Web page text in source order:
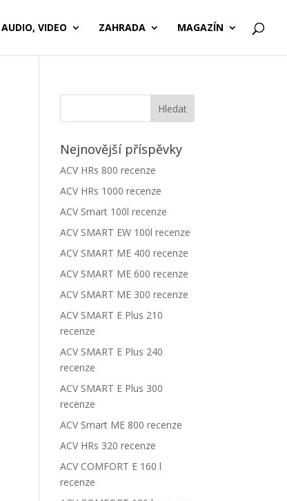
VIDEO ZAHRADA MAGAZÍN
Nejnovější příspěvky
ACV HRs 800 recenze
ACV HRs 1000 recenze
ACV Smart 100l recenze
ACV SMART EW 100l recenze
ACV SMART ME 400 recenze
ACV SMART ME 600 recenze
ACV SMART ME 300 recenze
ACV SMART E Plus 210
recenze
ACV SMART E Plus 240
recenze
ACV SMART E Plus 300
recenze
ACV Smart ME 800 recenze
ACV HRs 320 recenze
ACV COMFORT E 160 l
recenze